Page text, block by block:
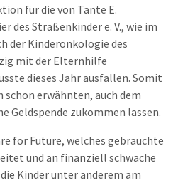
für die von Tante E.
des Straßenkinder e. V., wie im
der Kinderonkologie des
mit der Elternhilfe
dieses Jahr ausfallen. Somit
schon erwähnten, auch dem
Geldspende zukommen lassen.
for Future, welches gebrauchte
und an finanziell schwache
Kinder unter anderem am